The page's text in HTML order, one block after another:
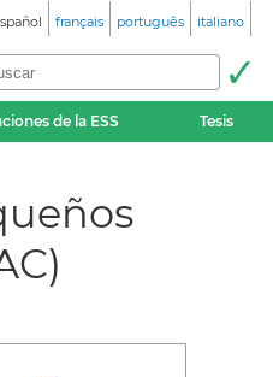
français português italiano
de la ESS Tesis